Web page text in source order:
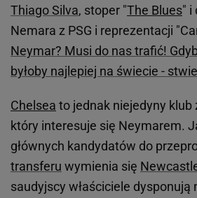
Thiago Silva, stoper "The Blues" i
Nemara z PSG i reprezentacji
Neymar? Musi do nas trafić!
byłoby najlepiej na świecie -
Chelsea to jednak niejedyny klub
który interesuje się Neymarem.
głównych kandydatów do
transferu wymienia się
saudyjscy właściciele dysponują